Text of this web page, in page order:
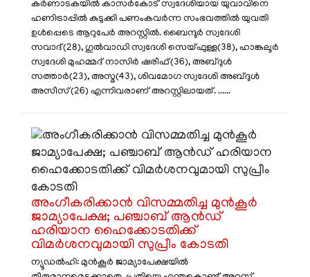
കർണാടകയിൽ കാസർകോട് സ്വദേശിയായ യുവാവിനെ
ഹണിട്രാപ്പിൽ കുടുക്കി പണംകവർന്ന സംഭവത്തിൽ യുവതി
ഉൾപ്പെടെ ആറുപേർ അറസ്റ്റിൽ. ബൈന്ദൂർ സ്വദേശി
സവാദ്(28), ഗുൽവാഡി സ്വദേശി സെയ്ഫുള്ള(38), ഹാങ്കലൂർ
സ്വദേശി മുഹമ്മദ് നാസിർ ഷരീഫ്(36), അബ്ദുൾ
സത്താർ(23), അസ്മ(43), ശിവമോഗ സ്വദേശി അബ്ദുൾ
അസീസ്(26) എന്നിവരാണ് അറസ്റ്റിലായത്. ......
​അംഗീകരിക്കാൻ വിസമ്മതിച്ച മുൻകൂർ
ജാമ്യാപേക്ഷ; പഞ്ചാബ് ആൻഡ്
ഹരിയാന ഹൈക്കോടതിക്ക്
വിമർശനവുമായി സുപ്രീം കോടതി
ന്യൂഡൽഹി: മുൻകൂർ ജാമ്യാപേക്ഷയിൽ